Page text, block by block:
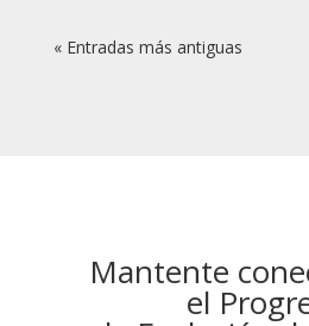
« Entradas más antiguas
Mantente
el